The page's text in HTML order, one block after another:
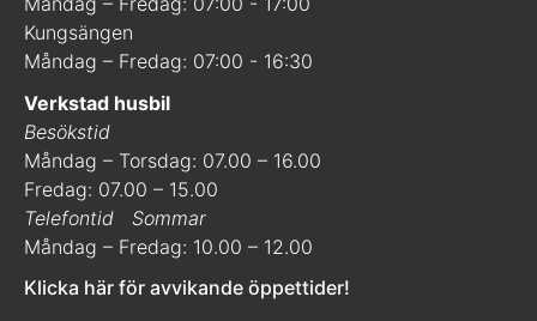
Kungsängen
Måndag – Fredag: 07:00 - 16:30
Verkstad husbil
Besökstid
Måndag – Torsdag: 07.00 – 16.00
Fredag: 07.00 – 15.00
Telefontid
Sommar
Måndag – Fredag: 10.00 – 12.00
Klicka här för avvikande öppettider!